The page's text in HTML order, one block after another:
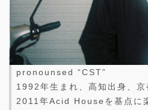
pronounsed “CST”
1992年生まれ、高知出身、
2011年Acid Houseを基点に